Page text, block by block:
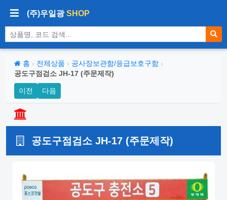
(주)우일광SHOP
상품 검색
홈 › 전체상품 › 공사장보관함/응급보호구함 ›
공도구점검소 JH-17 (주문제작)
이전 다음
공도구점검소 JH-17 (주문제작)